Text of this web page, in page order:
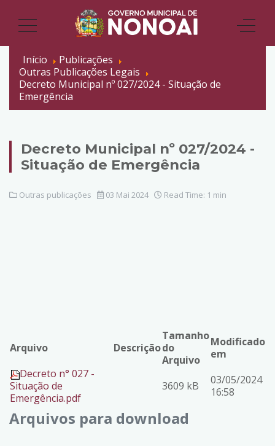
Início
Publicações
Outras Publicações Legais
Decreto Municipal nº 027/2024 - Situação de
Emergência
Decreto Municipal nº 027/2024 -
Situação de Emergência
Outras publicações 03 Mai 2024 Read Time: 1 min
Arquivos para download
Arquivo Descrição
Tamanho
do
Arquivo
Modificado
em
Decreto n° 027 -
Situação de
Emergência.pdf
3609 kB
03/05/2024
16:58